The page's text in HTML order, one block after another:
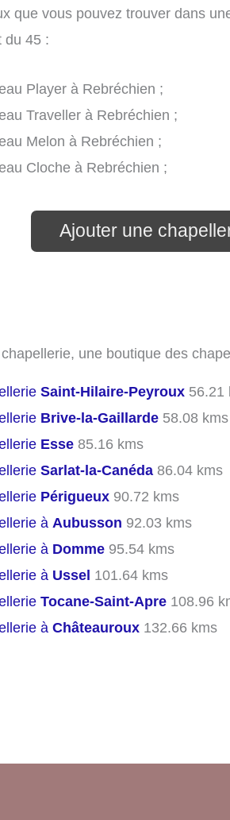
que vous pouvez trouver dans
du 45 :
Player à Rebréchien ;
Traveller à Rebréchien ;
Melon à Rebréchien ;
Cloche à Rebréchien ;
Ajouter une
une boutique des
Saint-Hilaire-Peyroux 56.21
Brive-la-Gaillarde 58.08 kms
Esse 85.16 kms
Sarlat-la-Canéda 86.04 kms
Périgueux 90.72 kms
à Aubusson 92.03 kms
à Domme 95.54 kms
à Ussel 101.64 kms
Tocane-Saint-Apre 108.96
à Châteauroux 132.66 kms